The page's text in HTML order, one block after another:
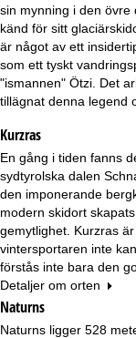
i
d
a
sin mynning i den övre
känd för sitt
är något av ett
som ett tyskt
"ismannen" Ötzi. Det
tillägnat denna legend
Kurzras
En gång i tiden fanns
sydtyrolska dalen
den imponerande
modern skidort
gemytlighet. Kurzras
vintersportaren inte
förstås inte bara den
Detaljer om orten
Naturns
Naturns ligger 528